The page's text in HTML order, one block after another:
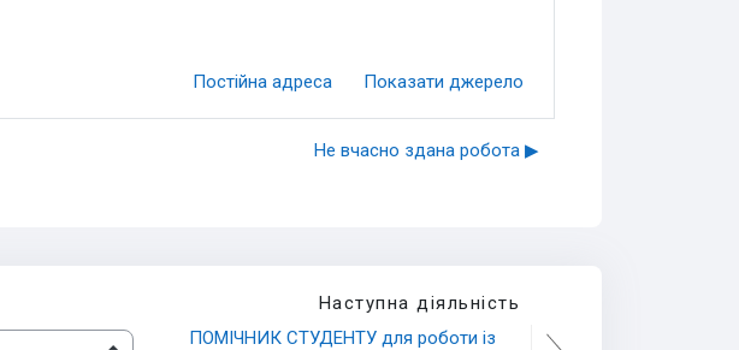
Постійна адреса Показати джерело
Не вчасно здана робота ▶︎
Наступна діяльність
ПОМІЧНИК СТУДЕНТУ для роботи із